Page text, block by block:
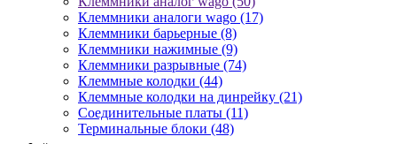
Клеммники аналоги wago (17)
Клеммники барьерные (8)
Клеммники нажимные (9)
Клеммники разрывные (74)
Клеммные колодки (44)
Клеммные колодки на динрейку (21)
Соединительные платы (11)
Терминальные блоки (48)